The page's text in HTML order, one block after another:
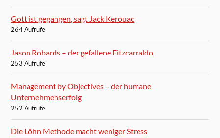
Gott ist gegangen, sagt Jack Kerouac
264 Aufrufe
Jason Robards – der gefallene Fitzcarraldo
253 Aufrufe
Management by Objectives – der humane
Unternehmenserfolg
252 Aufrufe
Die Löhn Methode macht weniger Stress